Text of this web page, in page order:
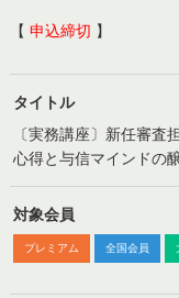
【 申込締切 】
タイトル
〔実務講座〕新任審査
心得と与信マインドの
対象会員
プレミアム 全国会員